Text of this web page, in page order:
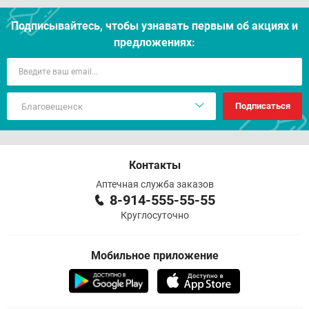
Подписывайтесь, чтобы узнавать первым об акцияx и
предложениях:
Подписаться
Контакты
Аптечная служба заказов
8-914-555-55-55
Круглосуточно
Мобильное приложение